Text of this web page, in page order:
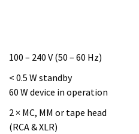
100 – 240 V (50 – 60 Hz)
< 0.5 W standby
60 W device in operation
2 × MC, MM or tape head
(RCA & XLR)